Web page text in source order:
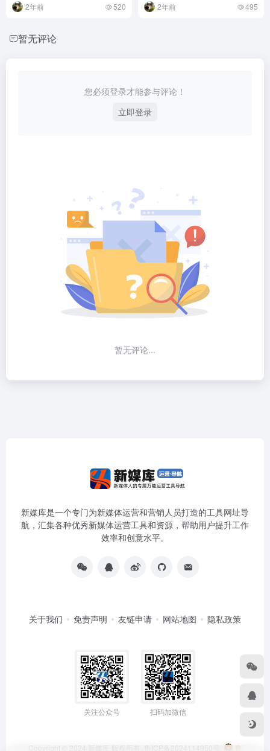
2年前 520 2年前 495
暂无评论
您必须登录才能参与评论！
立即登录
暂无评论...
新媒库是一个专门为新媒体运营和营销人员打造的工具网址导
航，汇集各种优秀新媒体运营工具和资源，帮助用户提升工作
效率和创意水平。
关于我们 免责声明 友链申请 网站地图 隐私政策
关注公众号 扫码加微信
Copyright © 2024 新媒库 版权所有. 鲁ICP备2024114950号 鲁